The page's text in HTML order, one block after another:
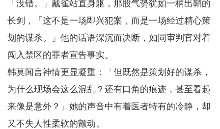
「没错。」戴雀站直身躯，那股气势犹如一柄出鞘的
长剑，「这不是一场即兴犯案，而是一场经过精心策
划的谋杀。」他的话语深沉而决断，如同审判官对着
闯入禁区的罪者宣告事实。
韩莫闻言神情更显凝重：「但既然是策划好的谋杀，
为什么现场会这么混乱？还有口角的痕迹，甚至看起
来像是意外？」她的声音中有着医者特有的冷静，却
又不失人性柔软的颤动。